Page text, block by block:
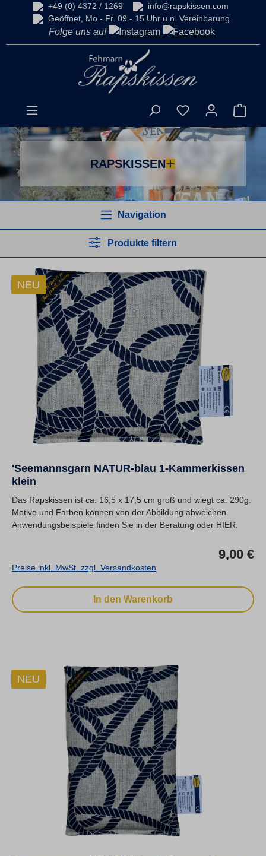
springen
+49 (0) 4372 / 1269
info@rapskissen.com
Geöffnet, Mo - Fr. 09 - 15 Uhr u.n. Vereinbarung
Folge uns auf
Du hast 0
RAPSKISSEN
Navigation
Produkte filtern
NEU
'Seemannsgarn NATUR-blau 1-Kammerkissen
klein
Das Rapskissen ist ca. 16,5 x 17,5 cm groß und wiegt ca. 290g.
Motive und Farben können von der Abbildung abweichen.
Anwendungsbeispiele finden Sie in der Beratung oder HIER.
9,00 €
Preise inkl. MwSt. zzgl. Versandkosten
In den Warenkorb
NEU